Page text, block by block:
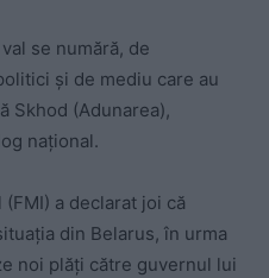
se numără, de
și de mediu care au
Skhod (Adunarea),
național.
a declarat joi că
din Belarus, în urma
noi plăți către guvernul lui